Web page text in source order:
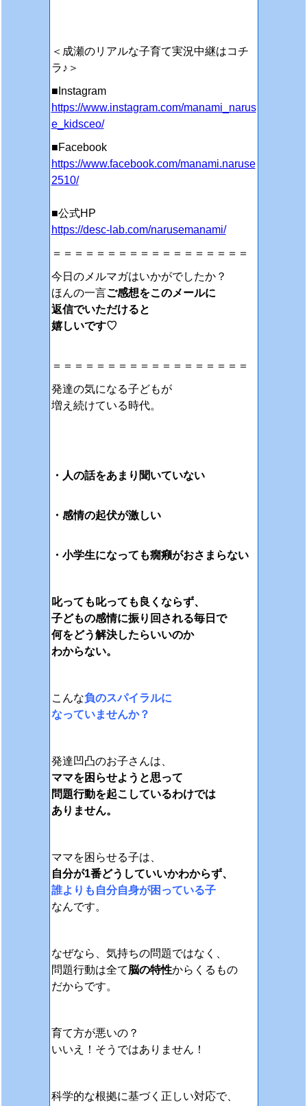
＜成瀬のリアルな子育て実況中継はコチ
ラ♪＞
■Instagram
https://www.instagram.com/manami_narus
e_kidsceo/
■Facebook
https://www.facebook.com/manami.naruse
2510/
■公式HP
https://desc-lab.com/narusemanami/
＝＝＝＝＝＝＝＝＝＝＝＝＝＝＝＝＝＝
今日のメルマガはいかがでしたか？
ほんの一言ご感想をこのメールに
返信でいただけると
嬉しいです♡
＝＝＝＝＝＝＝＝＝＝＝＝＝＝＝＝＝＝
発達の気になる子どもが
増え続けている時代。
・人の話をあまり聞いていない
・感情の起伏が激しい
・小学生になっても癇癪がおさまらない
叱っても叱っても 良くならず、
子どもの感情に振り回される毎日で
何をどう解決したらいいのか
わからない。
こんな負のスパイラルに
なっていませんか？
発達凹凸のお子さんは、
ママを困らせようと思って
問題行動を起こしているわけでは
ありません。
ママを困らせる子は、
自分が1番どうしていいかわからず、
誰よりも自分自身が困っている子
なんです。
なぜなら、気持ちの問題ではなく、
問題行動は全て脳の特性からくるもの
だからです。
育て方が悪いの？
いいえ！そうではありません！
科学的な根拠に基づく正しい対応で、